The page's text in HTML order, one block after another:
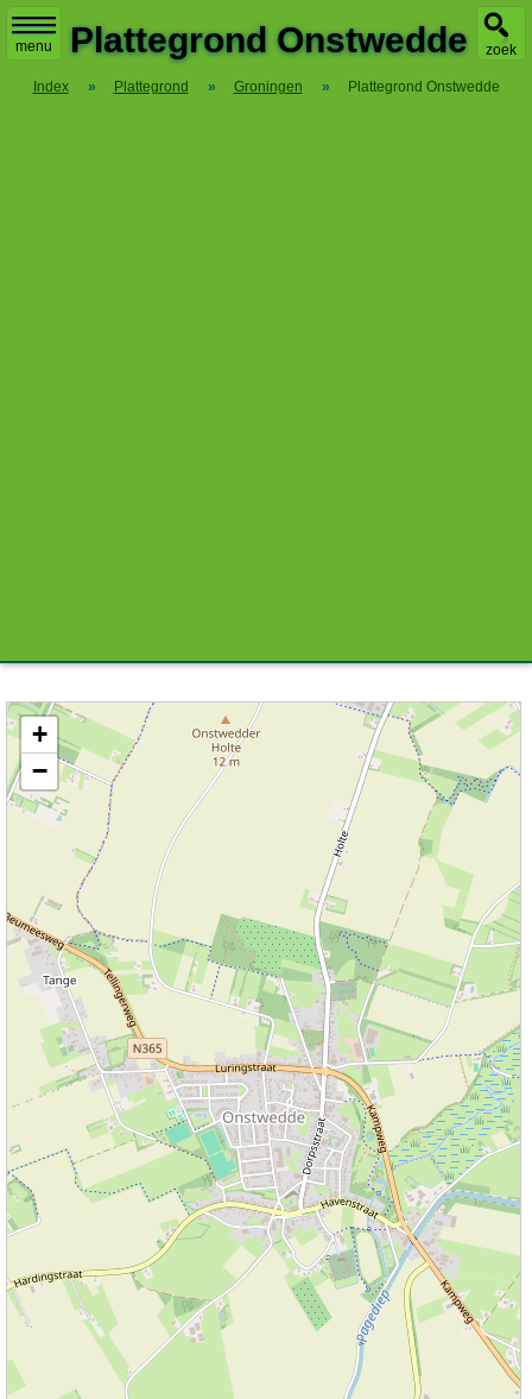
menu zoek
Plattegrond Onstwedde
Index » Plattegrond » Groningen » Plattegrond Onstwedde
Kaart / Plattegrond Onstwedde centrum
+
−